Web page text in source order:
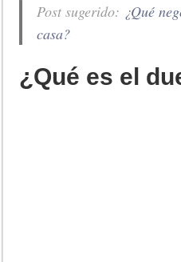
Post sugerido: ¿Qué
casa?
¿Qué es el